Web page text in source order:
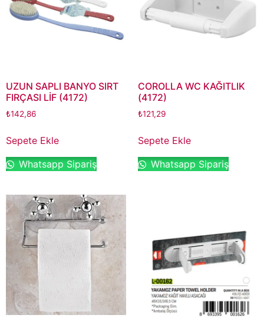
UZUN SAPLI BANYO SIRT
FIRÇASI LİF (4172)
₺142,86
Sepete Ekle
Whatsapp Sipariş
COROLLA WC KAĞITLIK
(4172)
₺121,29
Sepete Ekle
Whatsapp Sipariş